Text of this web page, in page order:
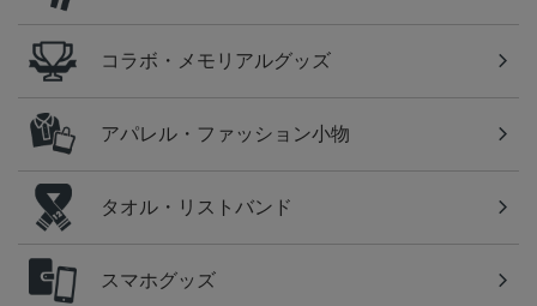
コラボ・メモリアルグッズ
アパレル・ファッション小物
タオル・リストバンド
スマホグッズ